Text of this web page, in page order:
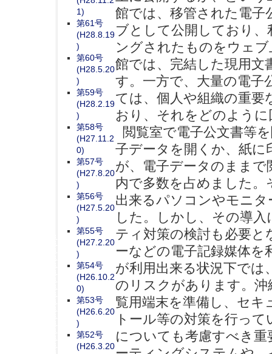
館では、移管された電
ブとして公開しており
ングされたものをウェ
館では、完結した現用
す。一方で、大量の電子
ては、個人や組織の重
おり、それをどのよう
閲覧室で電子公文書等
子データを開くか、紙
が、電子データのまま
内で多数を占めました。
出来るパソコンやモニ
した。しかし、その導
ティ対策の検討も必要
ーなどの電子記録媒体を
が利用出来る状況下で
のリスクがあります。
覧用端末を準備し、セ
トール等の対策を行っ
についても考慮すべき
1)
第61号
(H28.8.19
)
第60号
(H28.5.20
)
第59号
(H28.2.19
)
第58号
(H27.11.2
0)
第57号
(H27.8.20
)
第56号
(H27.5.20
)
第55号
(H27.2.20
)
第54号
(H26.10.2
0)
第53号
(H26.6.20
)
第52号
(H26.3.20